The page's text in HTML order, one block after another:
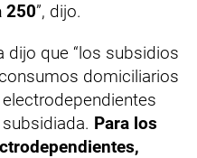
250”, dijo.
dijo que “los subsidios
domiciliarios
Para los